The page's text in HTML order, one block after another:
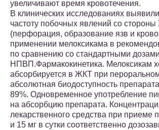
увеличивают время кровотечения.
В клинических исследованиях
частоту побочных явлений со
(перфорация, образование язв и
применении мелоксикама в
по сравнению со стандартными
НПВП.Фармакокинетика. Мелоксикам
абсорбируется в ЖКТ при
абсолютная биодоступность
89%. Одновременное употребление
на абсорбцию препарата.
лекарственного средства при приеме
и 15 мг в сутки соответственно